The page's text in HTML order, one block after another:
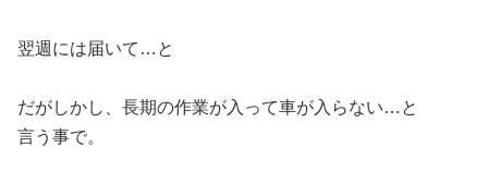
翌週には届いて…と
だがしかし、長期の作業が入って車が入らない…と
言う事で。